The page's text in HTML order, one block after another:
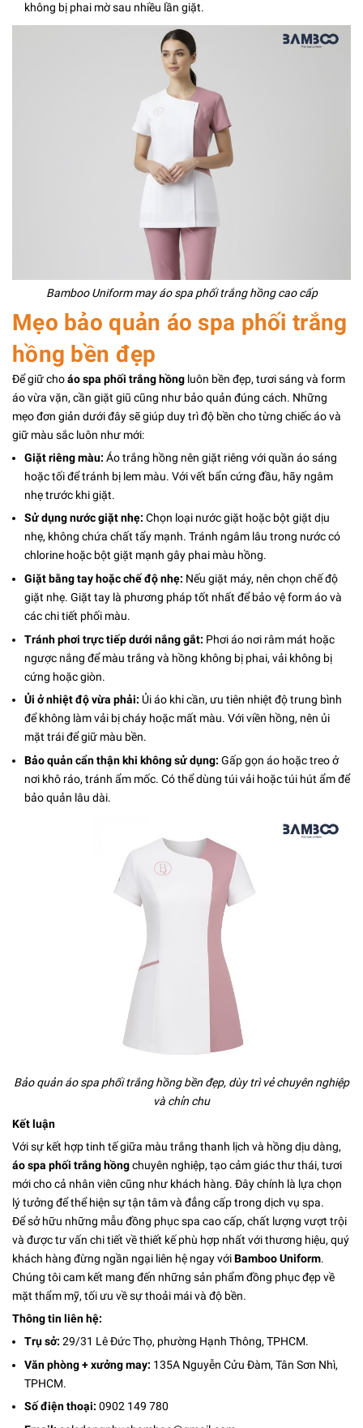
không bị phai mờ sau nhiều lần giặt.
Bamboo Uniform may áo spa phối trắng hồng cao cấp
Mẹo bảo quản áo spa phối trắng
hồng bền đẹp
Để giữ choáo spa phối trắng hồng luôn bền đẹp, tươi sáng và form
áo vừa vặn, cần giặt giũ cũng như bảo quản đúng cách. Những
mẹo đơn giản dưới đây sẽ giúp duy trì độ bền cho từng chiếc áo và
giữ màu sắc luôn như mới:
Giặt riêng màu: Áo trắng hồng nên giặt riêng với quần áo sáng
hoặc tối để tránh bị lem màu. Với vết bẩn cứng đầu, hãy ngâm
nhẹ trước khi giặt.
Sử dụng nước giặt nhẹ: Chọn loại nước giặt hoặc bột giặt dịu
nhẹ, không chứa chất tẩy mạnh. Tránh ngâm lâu trong nước có
chlorine hoặc bột giặt mạnh gây phai màu hồng.
Giặt bằng tay hoặc chế độ nhẹ: Nếu giặt máy, nên chọn chế độ
giặt nhẹ. Giặt tay là phương pháp tốt nhất để bảo vệ form áo và
các chi tiết phối màu.
Tránh phơi trực tiếp dưới nắng gắt: Phơi áo nơi râm mát hoặc
ngược nắng để màu trắng và hồng không bị phai, vải không bị
cứng hoặc giòn.
Ủi ở nhiệt độ vừa phải: Ủi áo khi cần, ưu tiên nhiệt độ trung bình
để không làm vải bị cháy hoặc mất màu. Với viền hồng, nên ủi
mặt trái để giữ màu bền.
Bảo quản cẩn thận khi không sử dụng: Gấp gọn áo hoặc treo ở
nơi khô ráo, tránh ẩm mốc. Có thể dùng túi vải hoặc túi hút ẩm để
bảo quản lâu dài.
Bảo quản áo spa phối trắng hồng bền đẹp, dùy trì vẻ chuyên nghiệp
và chỉn chu
Kết luận
Với sự kết hợp tinh tế giữa màu trắng thanh lịch và hồng dịu dàng,
áo spa phối trắng hồngchuyên nghiệp, tạo cảm giác thư thái, tươi
mới cho cả nhân viên cũng như khách hàng. Đây chính là lựa chọn
lý tưởng để thể hiện sự tận tâm và đẳng cấp trong dịch vụ spa.
Để sở hữu những mẫu đồng phục spa cao cấp, chất lượng vượt trội
và được tư vấn chi tiết về thiết kế phù hợp nhất với thương hiệu, quý
khách hàng đừng ngần ngại liên hệ ngay vớiBamboo Uniform.
Chúng tôi cam kết mang đến những sản phẩm đồng phục đẹp về
mặt thẩm mỹ, tối ưu về sự thoải mái và độ bền.
Thông tin liên hệ:
Trụ sở: 29/31 Lê Đức Thọ, phường Hạnh Thông, TPHCM.
Văn phòng + xưởng may: 135A Nguyễn Cửu Đàm, Tân Sơn Nhì,
TPHCM.
Số điện thoại: 0902 149 780